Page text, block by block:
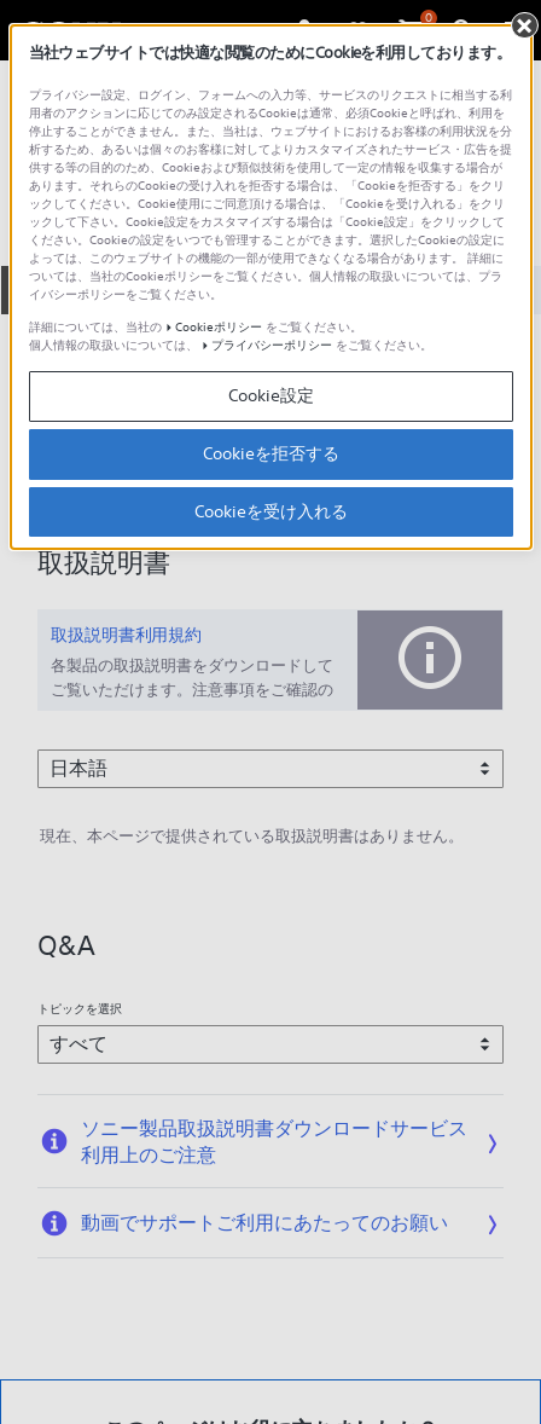
0
総合サポート・お問い合わせ プロフェッショナル／業務用
RM-D6000
全て ダウンロード 取扱説明書 Q&A
ダウンロード
現在、本ページで提供されているアップデート情報はありませ
取扱説明書
取扱説明書利用規約
各製品の取扱説明書をダウンロードして
ご覧いただけます。注意事項をご確認の
現在、本ページで提供されている取扱説明書はありません。
Q&A
トピックを選択
ソニー製品取扱説明書ダウンロードサービス
利用上のご注意
動画でサポートご利用にあたってのお願い
当社ウェブサイトでは快適な閲覧のためにCookieを利用しております。
プライバシー設定、ログイン、フォームへの入力等、サービスのリクエストに相当する利
用者のアクションに応じてのみ設定されるCookieは通常、必須Cookieと呼ばれ、利用を
停止することができません。また、当社は、ウェブサイトにおけるお客様の利用状況を分
析するため、あるいは個々のお客様に対してよりカスタマイズされたサービス・広告を提
供する等の目的のため、Cookieおよび類似技術を使用して一定の情報を収集する場合が
あります。それらのCookieの受け入れを拒否する場合は、「Cookieを拒否する」をクリ
ックしてください。Cookie使用にご同意頂ける場合は、「Cookieを受け入れる」をクリ
ックして下さい。Cookie設定をカスタマイズする場合は「Cookie設定」をクリックして
ください。Cookieの設定をいつでも管理することができます。選択したCookieの設定に
よっては、このウェブサイトの機能の一部が使用できなくなる場合があります。 詳細に
ついては、当社のCookieポリシーをご覧ください。個人情報の取扱いについては、プラ
イバシーポリシーをご覧ください。
詳細については、当社の
Cookieポリシー をご覧ください。
個人情報の取扱いについては、
プライバシーポリシー をご覧ください。
Cookie設定
Cookieを拒否する
Cookieを受け入れる